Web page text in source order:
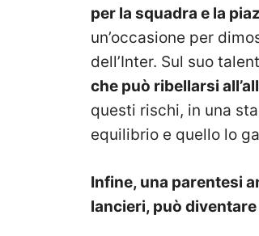
per la squadra e la
un’occasione per
dell’Inter. Sul suo
che può ribellarsi
questi rischi, in una
equilibrio e quello lo
Infine, una parentesi
lancieri, può